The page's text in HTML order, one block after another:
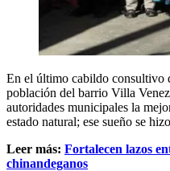
En el último cabildo consultivo
población del barrio Villa
autoridades municipales la
estado natural; ese sueño se
Leer más: Fortalecen lazos
chinandeganos